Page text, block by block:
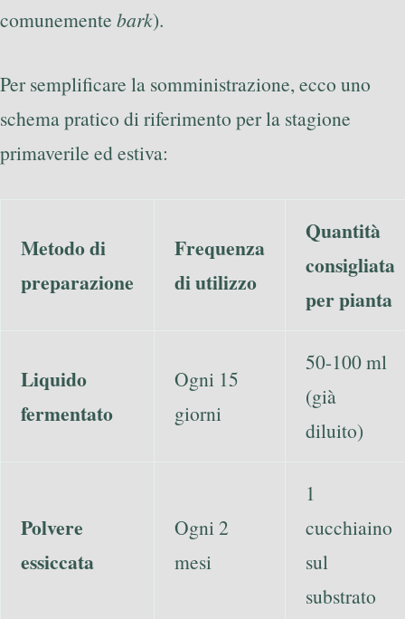
comunemente bark).
Per semplificare la somministrazione, ecco uno
schema pratico di riferimento per la stagione
primaverile ed estiva:
Metodo di
preparazione
Frequenza
di utilizzo
Quantità
consigliata
per pianta
Liquido
fermentato
Ogni 15
giorni
50-100 ml
(già
diluito)
Polvere
essiccata
Ogni 2
mesi
1
cucchiaino
sul
substrato